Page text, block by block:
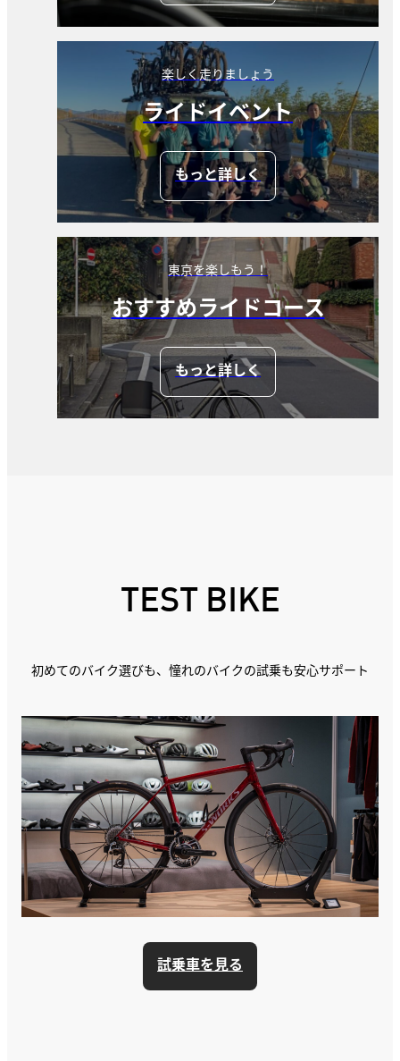
楽しく走りましょう
ライドイベント
もっと詳しく
東京を楽しもう！
おすすめライドコース
もっと詳しく
TEST BIKE
初めてのバイク選びも、憧れのバイクの試乗も安心サポート
試乗車を見る